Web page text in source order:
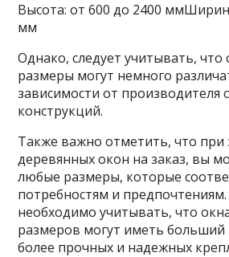
Высота: от 600 до 2400
мм
Однако, следует учитывать, что
размеры могут немного
зависимости от производителя
конструкций.
Также важно отметить, что при
деревянных окон на заказ, вы
любые размеры, которые
потребностям и
необходимо учитывать, что
размеров могут иметь больший
более прочных и надежных